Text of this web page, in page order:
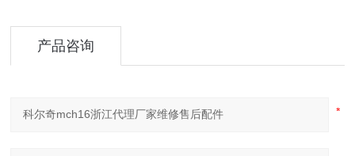
产品咨询